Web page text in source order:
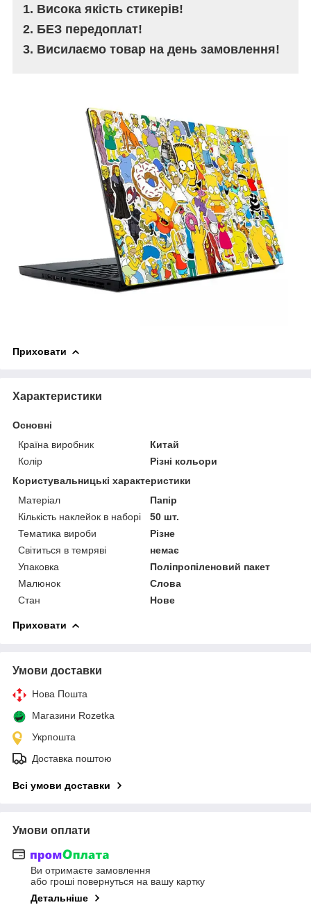
1. Висока якість стикерів!
2. БЕЗ передоплат!
3. Висилаємо товар на день замовлення!
Приховати
Характеристики
Основні
Країна виробник
Китай
Колір
Різні кольори
Користувальницькі характеристики
Матеріал
Папір
Кількість наклейок в наборі
50 шт.
Тематика вироби
Різне
Світиться в темряві
немає
Упаковка
Поліпропіленовий пакет
Малюнок
Слова
Стан
Нове
Приховати
Умови доставки
Нова Пошта
Магазини Rozetka
Укрпошта
Доставка поштою
Всі умови доставки
Умови оплати
Ви отримаєте замовлення
або гроші повернуться на вашу картку
Детальніше